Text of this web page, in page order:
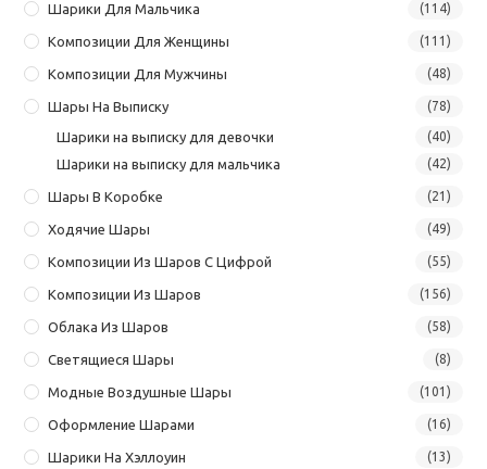
Шарики Для Мальчика (114)
Композиции Для Женщины (111)
Композиции Для Мужчины (48)
Шары На Выписку (78)
Шарики на выписку для девочки (40)
Шарики на выписку для мальчика (42)
Шары В Коробке (21)
Ходячие Шары (49)
Композиции Из Шаров С Цифрой (55)
Композиции Из Шаров (156)
Облака Из Шаров (58)
Светящиеся Шары (8)
Модные Воздушные Шары (101)
Оформление Шарами (16)
Шарики На Хэллоуин (13)